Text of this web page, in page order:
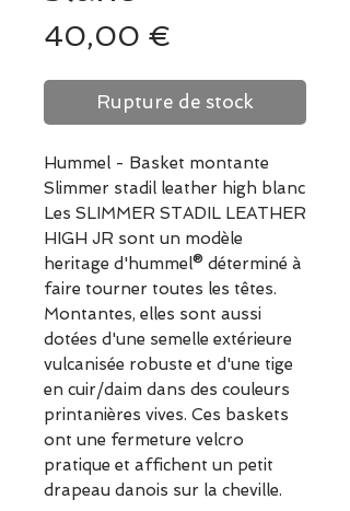
40,00 €
Rupture de stock
Hummel - Basket montante
Slimmer stadil leather high blanc
Les SLIMMER STADIL LEATHER
HIGH JR sont un modèle
heritage d'hummel® déterminé à
faire tourner toutes les têtes.
Montantes, elles sont aussi
dotées d'une semelle extérieure
vulcanisée robuste et d'une tige
en cuir/daim dans des couleurs
printanières vives. Ces baskets
ont une fermeture velcro
pratique et affichent un petit
drapeau danois sur la cheville.